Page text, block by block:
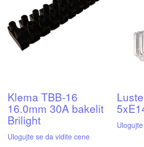
Klema TBB-16
16.0mm 30A bakelit
Brilight
Ulogujte se da vidite cene